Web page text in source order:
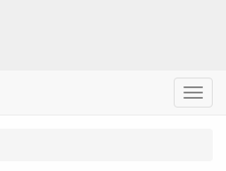
Menu